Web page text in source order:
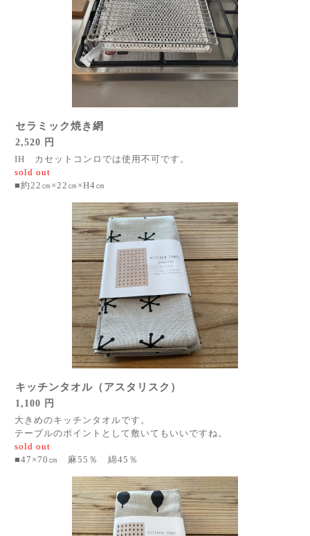
セラミック焼き網
2,520 円
IH カセットコンロでは使用不可です。
sold out
■約22㎝×22㎝×H4㎝
キッチンタオル（アスタリスク）
1,100 円
大きめのキッチンタオルです。
テーブルのポイントとして敷いてもいいですね。
sold out
■47×70㎝ 麻55％ 綿45％